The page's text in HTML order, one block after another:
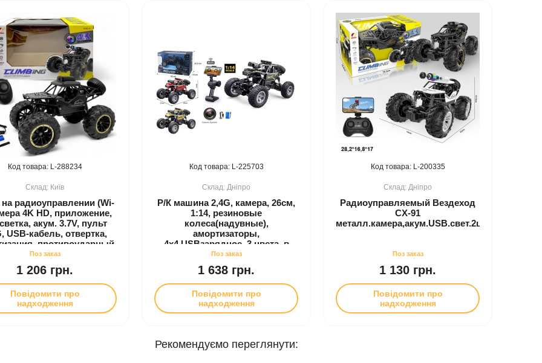
288234
Київ
радиоуправлении (Wi-
4K HD, приложение,
акум. 3.7V, пульт
USB-кабель, отвертка,
противоударный
резиновые шины,
для телефона)
1 206 грн.
Повідомити про
надходження
225703
Дніпро
Р/К машина 2,4G, камера, 26см,
1:14, резиновые
колеса(надувные),
амортизаторы,
4х4,USBзарядное, 3 цвета, в
кор-ке, 40-25,5-19,5см
1 638 грн.
Повідомити про
надходження
200335
Дніпро
Радиоуправляемый Вездеход
CX-91
1 130 грн.
Повідомити про
надходження
Рекомендуємо переглянути: